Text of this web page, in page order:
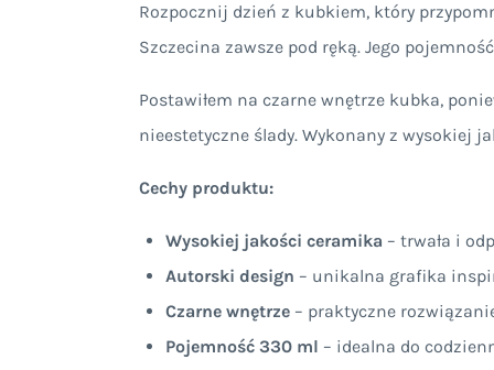
Rozpocznij dzień z kubkiem, który
Szczecina zawsze pod ręką. Jego
Postawiłem na czarne wnętrze kubka,
nieestetyczne ślady. Wykonany z wysokiej
Cechy produktu:
Wysokiej jakości ceramika – trwała i
Autorski design – unikalna grafika
Czarne wnętrze – praktyczne
Pojemność 330 ml – idealna do